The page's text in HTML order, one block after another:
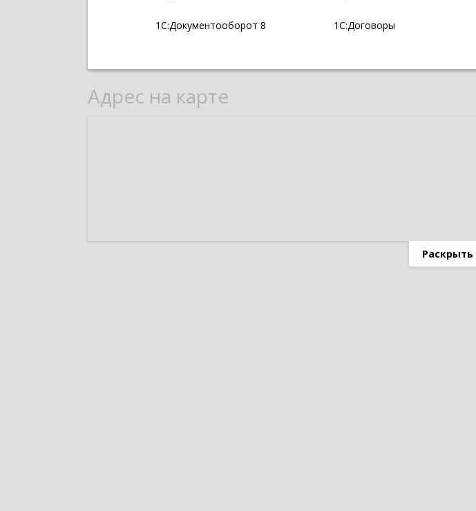
1С:Документооборот 8 1С:Договоры
Адрес на карте
Раскрыть